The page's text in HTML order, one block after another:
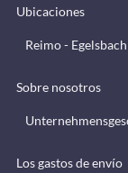
Ubicaciones
Reimo - Egelsbach
Sobre nosotros
Los gastos de envío